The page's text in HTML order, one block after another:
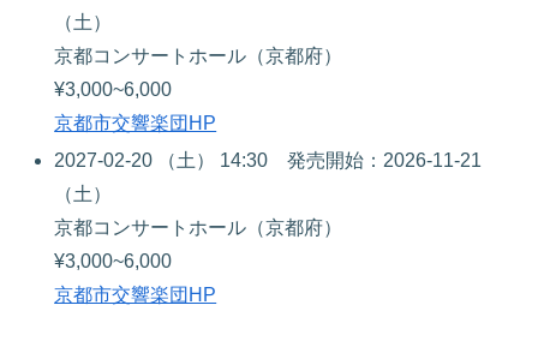
（土）
京都コンサートホール（京都府）
¥3,000~6,000
京都市交響楽団HP
2027-02-20 （土） 14:30 発売開始：2026-11-21
（土）
京都コンサートホール（京都府）
¥3,000~6,000
京都市交響楽団HP